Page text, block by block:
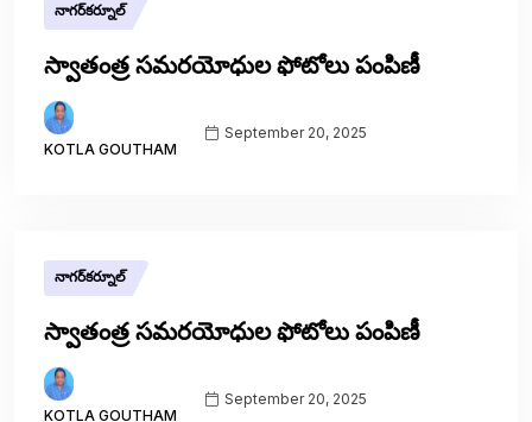
నాగర్‌కర్నూల్
స్వాతంత్ర సమరయోధుల ఫోటోలు పంపిణీ
KOTLA GOUTHAM
September 20, 2025
నాగర్‌కర్నూల్
స్వాతంత్ర సమరయోధుల ఫోటోలు పంపిణీ
KOTLA GOUTHAM
September 20, 2025